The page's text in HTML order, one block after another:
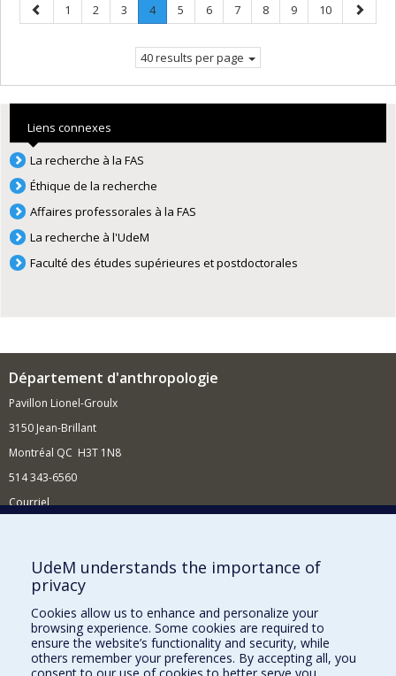
Previous
page
Page
1 Page
2 Page
3 Page
4.
Current
Page
5 Page
6 Page
7 Page
8 Page
9 Page
10
Next
page
40 results per page
Liens connexes
La recherche à la FAS
Éthique de la recherche
Affaires professorales à la FAS
La recherche à l'UdeM
Faculté des études supérieures et postdoctorales
Département d'anthropologie
Pavillon Lionel-Groulx
3150 Jean-Brillant
Montréal QC H3T 1N8
514 343-6560
Courriel
Comment soutenir le Département?
BESOIN D'AIDE?
Plan du site
Signaler une erreur
Accessibilité
UdeM understands the importance of
privacy
Cookies allow us to enhance and personalize your
browsing experience. Some cookies are required to
ensure the website’s functionality and security, while
others remember your preferences. By accepting all, you
consent to our use of cookies to better serve you.